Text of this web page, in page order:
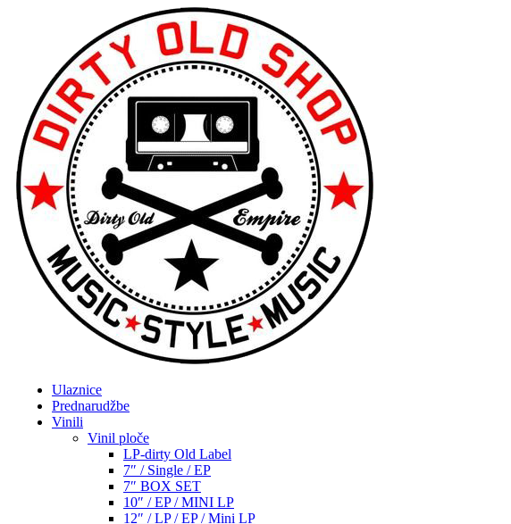
Ulaznice
Prednarudžbe
Vinili
Vinil ploče
LP-dirty Old Label
7″ / Single / EP
7″ BOX SET
10″ / EP / MINI LP
12″ / LP / EP / Mini LP